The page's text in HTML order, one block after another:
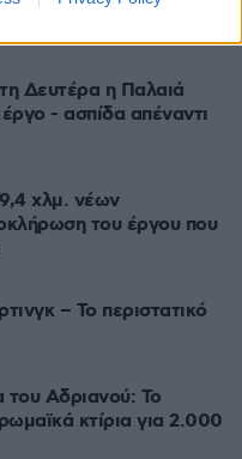
Δευτέρα η Παλαιά
- ασπίδα απέναντι
χλμ. νέων
του έργου που
– Το περιστατικό
του Αδριανού: Το
κτίρια για 2.000